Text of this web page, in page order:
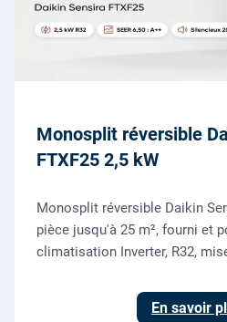
Monosplit réversible
FTXF25 2,5 kW
Monosplit réversible Daikin
pièce jusqu'à 25 m², fourni et
climatisation Inverter, R32,
En savoir